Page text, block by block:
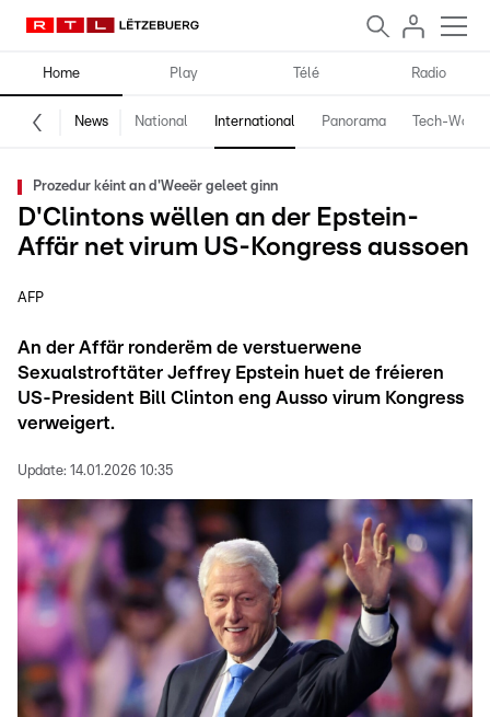
Home Play Télé Radio
News National International Panorama Tech-World
Prozedur kéint an d'Weeër geleet ginn
D'Clintons wëllen an der Epstein-
Affär net virum US-Kongress aussoen
AFP
An der Affär ronderëm de verstuerwene
Sexualstroftäter Jeffrey Epstein huet de fréieren
US-President Bill Clinton eng Ausso virum Kongress
verweigert.
Update: 14.01.2026 10:35